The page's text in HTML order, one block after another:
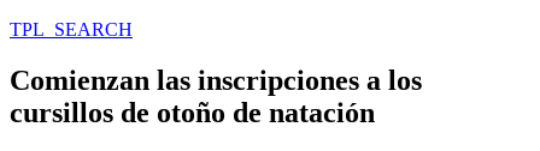
TPL_SEARCH
Comienzan las inscripciones a los
cursillos de otoño de natación